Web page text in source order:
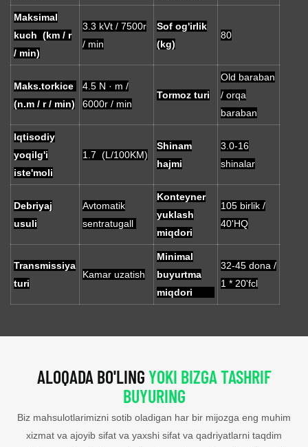
Maksimal
kuch (km / r
/ min)
3.3 kVt / 7500r
/ min
Sof og'irlik
(kg)
80
Maks.torkice
(n.m / r / min)
4.5 N · m /
6000r / min
Tormoz turi
Old baraban
/ orqa
baraban
Iqtisodiy
yoqilg'i
iste'moli
1.7 (L/100KM)
Shinam
hajmi
3.0-16
shinalar
Debriyaj
usuli
Avtomatik
sentratugall
Konteyner
yuklash
miqdori
105 birlik /
40'HQ
Transmissiya
turi
Kamar uzatish
Minimal
buyurtma
miqdori
32-45 dona /
1 * 20'fcl
ALOQADA BO'LINGYOKI BIZGA TASHRIF
BUYURING
Biz mahsulotlarimizni sotib oladigan har bir mijozga eng muhim
xizmat va ajoyib sifat va yaxshi sifat va qadriyatlarni taqdim